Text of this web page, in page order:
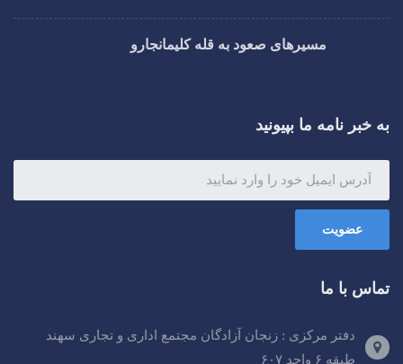
مسیرهای صعود به قله کلیمانجارو
به خبر نامه ما بپیونید
عضویت
تماس با ما
دفتر مرکزی : زنجان آزادگان مجتمع اداری و تجاری سهند
طبقه ۶ واحد ۶۰۷